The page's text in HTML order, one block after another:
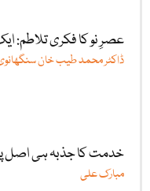
عصرِ نو کا فکری تلاطم:
ڈاکٹر محمد طیب خان
خدمت کا جذبہ ہی اصل
مبارک علی